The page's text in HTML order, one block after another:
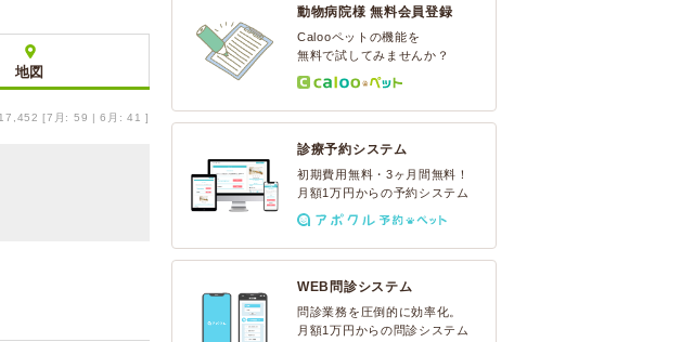
地図
17,452 [7月: 59 | 6月: 41 ]
動物病院様 無料会員登録
Calooペットの機能を
無料で試してみませんか？
診療予約システム
初期費用無料・3ヶ月間無料！
月額1万円からの予約システム
WEB問診システム
問診業務を圧倒的に効率化。
月額1万円からの問診システム